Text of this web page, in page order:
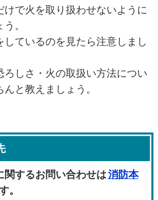
けで火を取り扱わせないように
。
しているのを見たら注意しまし
ろしさ・火の取扱い方法につい
んと教えましょう。
関するお問い合わせは消防本
。